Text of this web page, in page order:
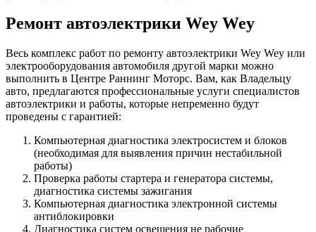
Ремонт автоэлектрики Wey Wey
Весь комплекс работ по ремонту автоэлектрики Wey Wey или
электрооборудования автомобиля другой марки можно
выполнить в Центре Раннинг Моторс. Вам, как Владельцу
авто, предлагаются профессиональные услуги специалистов
автоэлектрики и работы, которые непременно будут
проведены с гарантией:
Компьютерная диагностика электросистем и блоков
(необходимая для выявления причин нестабильной
работы)
Проверка работы стартера и генератора системы,
диагностика системы зажигания
Компьютерная диагностика электронной системы
антиблокировки
Диагностика систем освещения не рабочие